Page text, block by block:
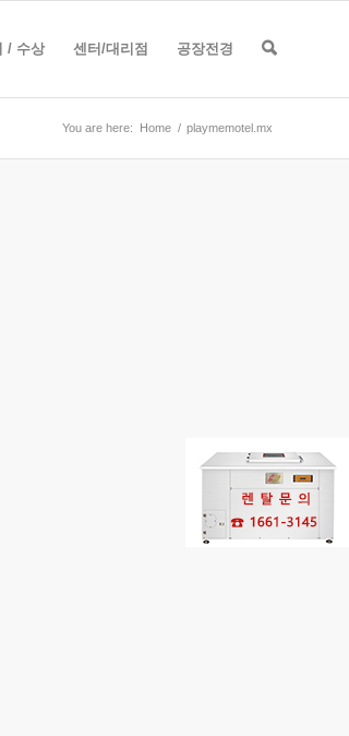
/ 수상 센터/대리점 공장전경
You are here: Home / playmemotel.mx